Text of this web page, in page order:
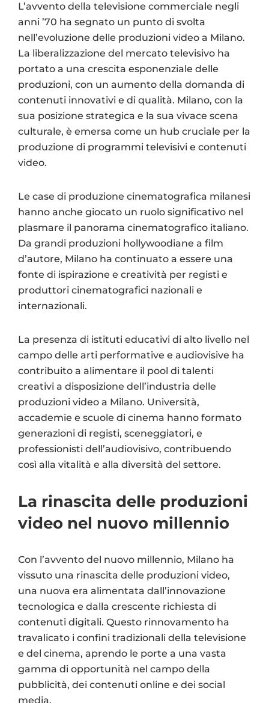
L’avvento della televisione commerciale negli
anni ’70 ha segnato un punto di svolta
nell’evoluzione delle produzioni video a Milano.
La liberalizzazione del mercato televisivo ha
portato a una crescita esponenziale delle
produzioni, con un aumento della domanda di
contenuti innovativi e di qualità. Milano, con la
sua posizione strategica e la sua vivace scena
culturale, è emersa come un hub cruciale per la
produzione di programmi televisivi e contenuti
video.
Le case di produzione cinematografica milanesi
hanno anche giocato un ruolo significativo nel
plasmare il panorama cinematografico italiano.
Da grandi produzioni hollywoodiane a film
d’autore, Milano ha continuato a essere una
fonte di ispirazione e creatività per registi e
produttori cinematografici nazionali e
internazionali.
La presenza di istituti educativi di alto livello nel
campo delle arti performative e audiovisive ha
contribuito a alimentare il pool di talenti
creativi a disposizione dell’industria delle
produzioni video a Milano. Università,
accademie e scuole di cinema hanno formato
generazioni di registi, sceneggiatori, e
professionisti dell’audiovisivo, contribuendo
così alla vitalità e alla diversità del settore.
La rinascita delle produzioni
video nel nuovo millennio
Con l’avvento del nuovo millennio, Milano ha
vissuto una rinascita delle produzioni video,
una nuova era alimentata dall’innovazione
tecnologica e dalla crescente richiesta di
contenuti digitali. Questo rinnovamento ha
travalicato i confini tradizionali della televisione
e del cinema, aprendo le porte a una vasta
gamma di opportunità nel campo della
pubblicità, dei contenuti online e dei social
media.